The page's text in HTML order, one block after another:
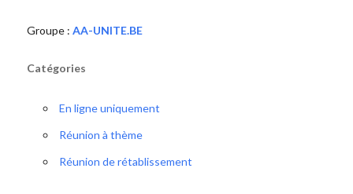
Groupe : AA-UNITE.BE
Catégories
En ligne uniquement
Réunion à thème
Réunion de rétablissement